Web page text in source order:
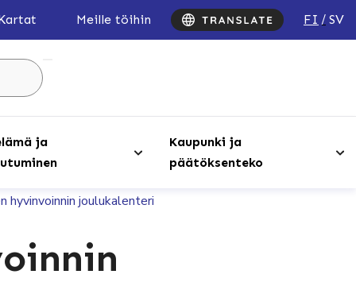
Meille töihin FI SV
ja
Kaupunki ja
päätöksenteko
hyvinvoinnin joulukalenteri